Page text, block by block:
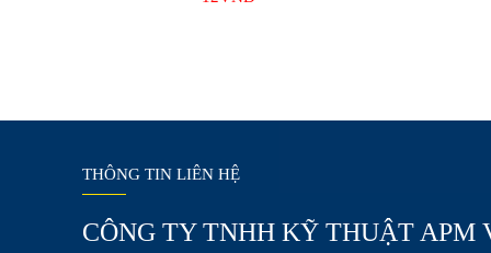
THÔNG TIN LIÊN HỆ
CÔNG TY TNHH KỸ THUẬT APM